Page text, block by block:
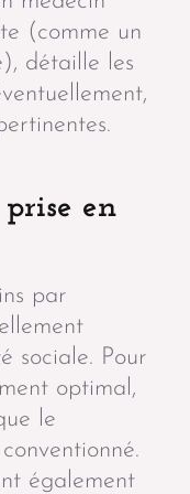
(comme un
détaille les
en
par
sociale. Pour
optimal,
le
également